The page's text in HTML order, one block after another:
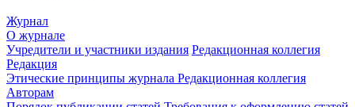
Журнал
О журнале
Учредители и участники издания Редакционная коллегия
Редакция
Этические принципы журнала Редакционная коллегия
Авторам